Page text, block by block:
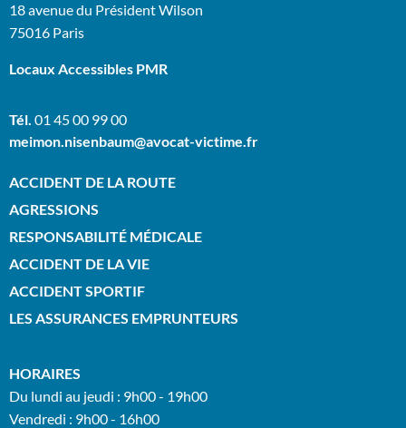
18 avenue du Président Wilson
75016 Paris
Locaux Accessibles PMR
Tél. 01 45 00 99 00
meimon.nisenbaum@avocat-victime.fr
ACCIDENT DE LA ROUTE
AGRESSIONS
RESPONSABILITÉ MÉDICALE
ACCIDENT DE LA VIE
ACCIDENT SPORTIF
LES ASSURANCES EMPRUNTEURS
HORAIRES
Du lundi au jeudi : 9h00 - 19h00
Vendredi : 9h00 - 16h00